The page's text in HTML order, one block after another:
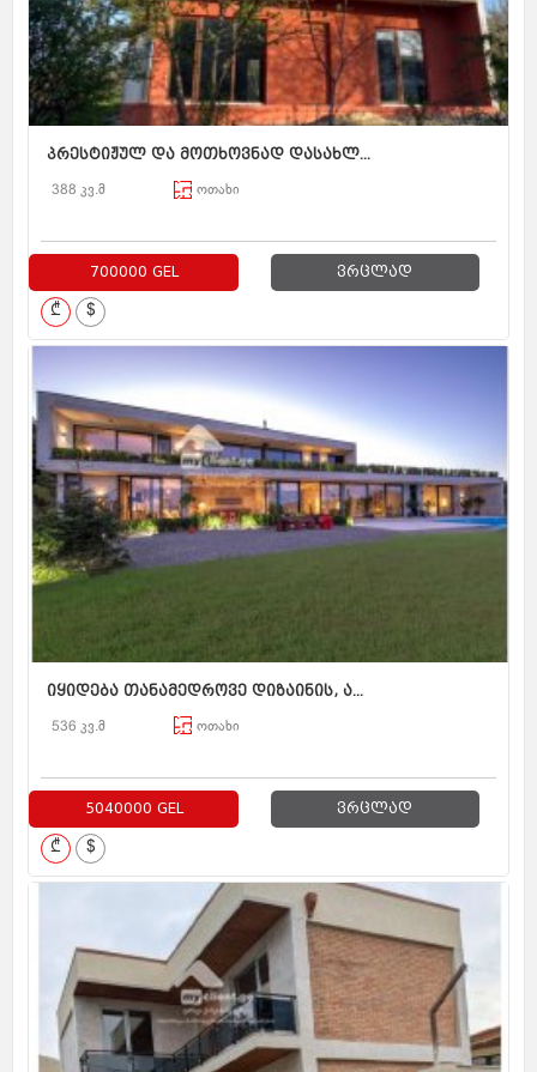
პრესტიჟულ და მოთხოვნად დასახლ...
388 კვ.მ ოთახი
700000 GEL ვრცლად
₾ $
იყიდება თანამედროვე დიზაინის, ა...
536 კვ.მ ოთახი
5040000 GEL ვრცლად
₾ $